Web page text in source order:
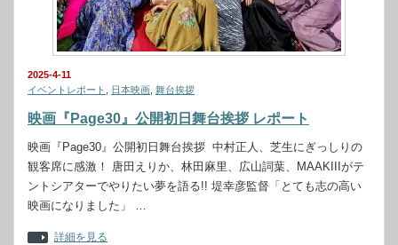
2025-4-11
イベントレポート
日本映画 舞台挨拶
映画『Page30』公開初日舞台挨拶 レポート
映画『Page30』公開初日舞台挨拶 中村正人、芝生にぎっしりの
観客席に感激！ 唐田えりか、林田麻里、広山詞葉、MAAKIIIがテ
ントシアターでやりたい夢を語る!! 堤幸彦監督「とても志の高い
映画になりました」 …
詳細を見る